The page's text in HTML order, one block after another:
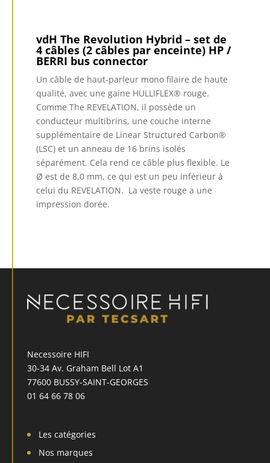
vdH The Revolution Hybrid – set de
4 câbles (2 câbles par enceinte) HP /
BERRI bus connector
Un câble de haut-parleur mono filaire de haute
qualité, avec une gaine HULLIFLEX® rouge.
Comme The REVELATION, il possède un
conducteur multibrins, une couche interne
supplémentaire de Linear Structured Carbon®
(LSC) et un anneau de 16 brins isolés
séparément. Cela rend ce câble plus flexible. Le
Ø est de 8,0 mm, ce qui est un peu inférieur à
celui du REVELATION. La veste rouge a une
impression dorée.
Necessoire HIFI
30-34 Av. Graham Bell Lot A1
77600 BUSSY-SAINT-GEORGES
01 64 66 78 06
Les catégories
Nos marques